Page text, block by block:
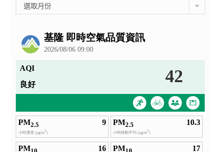
整
選取月份